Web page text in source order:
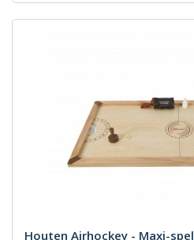
Houten Airhockey - Maxi-spel